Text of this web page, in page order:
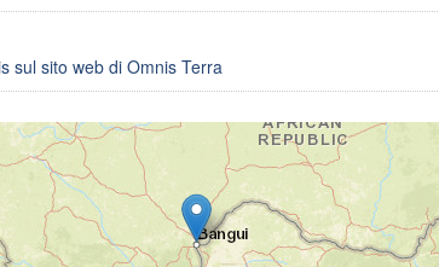
sul sito web di Omnis Terra